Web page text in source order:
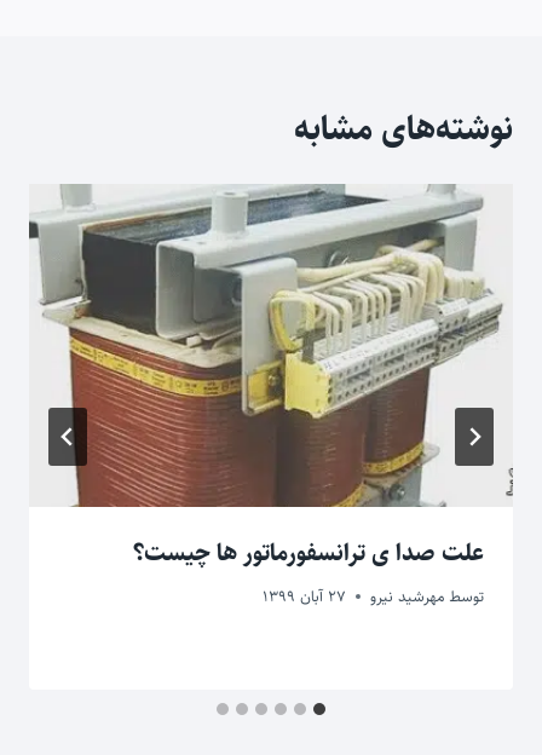
نوشته‌های مشابه
علت صدا ی ترانسفورماتور ‌ها چیست؟
توسط مهرشید نیرو 27 آبان 1399